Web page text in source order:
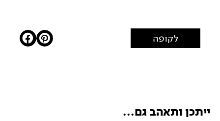
לקופה
ייתכן ותאהב גם...